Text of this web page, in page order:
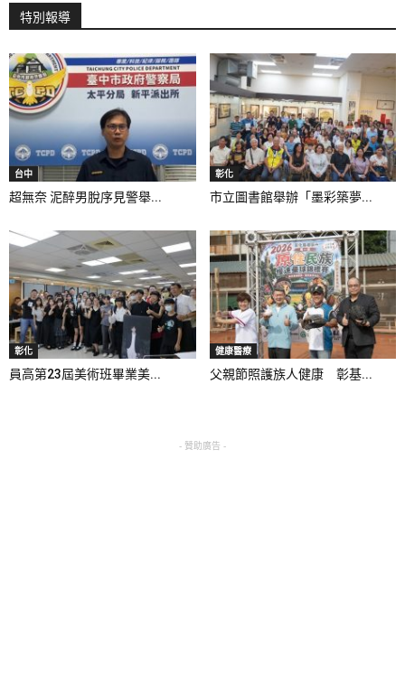
特別報導
台中
超無奈 泥醉男脫序見警舉...
彰化
市立圖書館舉辦「墨彩築夢...
彰化
員高第23屆美術班畢業美...
健康醫療
父親節照護族人健康 彰基...
- 贊助廣告 -